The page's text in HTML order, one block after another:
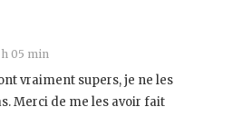
h 05 min
vraiment supers, je ne les
Merci de me les avoir fait